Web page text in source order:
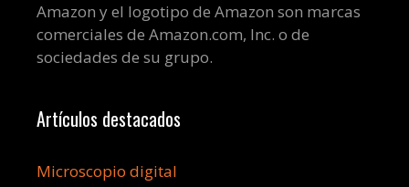
Amazon y el logotipo de Amazon son marcas
comerciales de Amazon.com, Inc. o de
sociedades de su grupo.
Artículos destacados
Microscopio digital